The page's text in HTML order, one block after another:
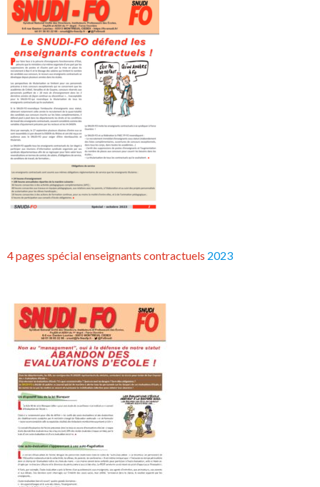
4 pages spécial enseignants contractuels 2023